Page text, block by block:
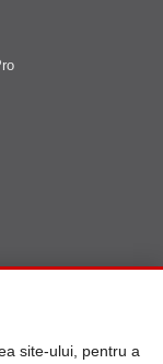
site-ului, pentru a